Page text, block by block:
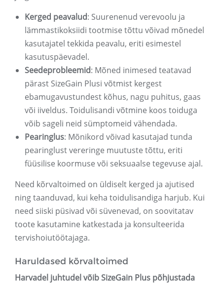
Kerged peavalud: Suurenenud verevoolu ja
lämmastikoksiidi tootmise tõttu võivad mõnedel
kasutajatel tekkida peavalu, eriti esimestel
kasutuspäevadel.
Seedeprobleemid: Mõned inimesed teatavad
pärast SizeGain Plusi võtmist kergest
ebamugavustundest kõhus, nagu puhitus, gaas
või iiveldus. Toidulisandi võtmine koos toiduga
võib sageli neid sümptomeid vähendada.
Pearinglus: Mõnikord võivad kasutajad tunda
pearinglust vereringe muutuste tõttu, eriti
füüsilise koormuse või seksuaalse tegevuse ajal.
Need kõrvaltoimed on üldiselt kerged ja ajutised
ning taanduvad, kui keha toidulisandiga harjub. Kui
need siiski püsivad või süvenevad, on soovitatav
toote kasutamine katkestada ja konsulteerida
tervishoiutöötajaga.
Haruldased kõrvaltoimed
Harvadel juhtudel võib SizeGain Plus põhjustada